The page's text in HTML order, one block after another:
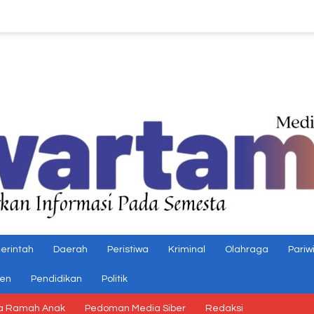
Daerah Peristiwa Kriminal Olahraga
Pendidikan Politik
Ramah Anak Pedoman Media Siber Redaksi